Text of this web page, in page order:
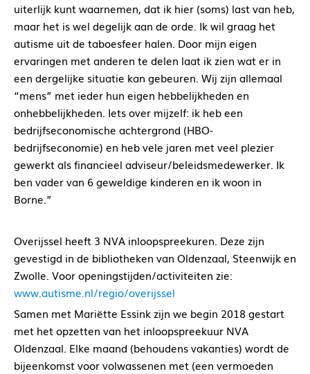
uiterlijk kunt waarnemen, dat ik hier (soms) last van heb,
maar het is wel degelijk aan de orde. Ik wil graag het
autisme uit de taboesfeer halen. Door mijn eigen
ervaringen met anderen te delen laat ik zien wat er in
een dergelijke situatie kan gebeuren. Wij zijn allemaal
“mens” met ieder hun eigen hebbelijkheden en
onhebbelijkheden. Iets over mijzelf: ik heb een
bedrijfseconomische achtergrond (HBO-
bedrijfseconomie) en heb vele jaren met veel plezier
gewerkt als financieel adviseur/beleidsmedewerker. Ik
ben vader van 6 geweldige kinderen en ik woon in
Borne.”
Overijssel heeft 3 NVA inloopspreekuren. Deze zijn
gevestigd in de bibliotheken van Oldenzaal, Steenwijk en
Zwolle. Voor openingstijden/activiteiten zie:
www.autisme.nl/regio/overijssel
Samen met Mariëtte Essink zijn we begin 2018 gestart
met het opzetten van het inloopspreekuur NVA
Oldenzaal. Elke maand (behoudens vakanties) wordt de
bijeenkomst voor volwassenen met (een vermoeden